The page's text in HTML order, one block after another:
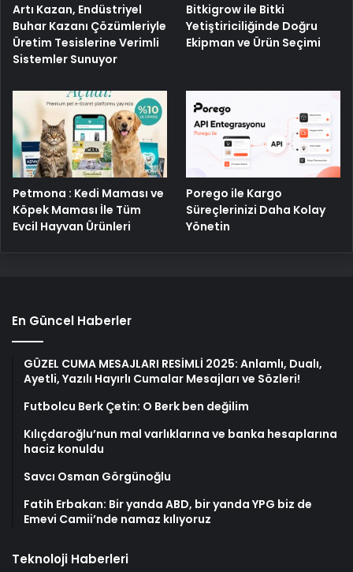
Artı Kazan, Endüstriyel
Buhar Kazanı Çözümleriyle
Üretim Tesislerine Verimli
Sistemler Sunuyor
Bitkigrow ile Bitki
Yetiştiriciliğinde Doğru
Ekipman ve Ürün Seçimi
Petmona : Kedi Maması ve
Köpek Maması İle Tüm
Evcil Hayvan Ürünleri
Porego ile Kargo
Süreçlerinizi Daha Kolay
Yönetin
En Güncel Haberler
GÜZEL CUMA MESAJLARI RESİMLİ 2025: Anlamlı, Dualı,
Ayetli, Yazılı Hayırlı Cumalar Mesajları ve Sözleri!
Futbolcu Berk Çetin: O Berk ben değilim
Kılıçdaroğlu’nun mal varlıklarına ve banka hesaplarına
haciz konuldu
Savcı Osman Görgünoğlu
Fatih Erbakan: Bir yanda ABD, bir yanda YPG biz de
Emevi Camii’nde namaz kılıyoruz
Teknoloji Haberleri